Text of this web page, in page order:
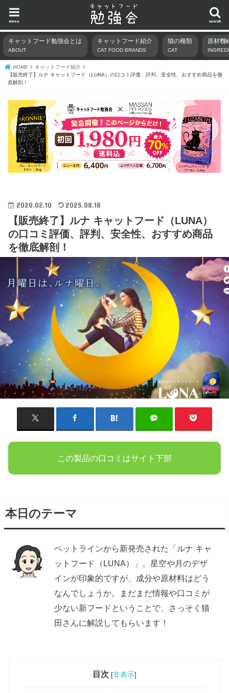
search
menu
キャットフード勉強会とは
ABOUT
キャットフード紹介
CAT FOOD BRANDS
猫の種類
CAT
原材料
HOME
キャットフード紹介
【販売終了】ルナ キャットフード（LUNA）の口コミ評価、評判、安全性、おすすめ商品を徹
底解剖！
2020.02.10 2025.08.18
【販売終了】ルナ キャットフード（LUNA）
の口コミ評価、評判、安全性、おすすめ商品
を徹底解剖！
この製品の口コミはサイト下部
本日のテーマ
ペットラインから新発売された「ルナ キャ
ットフード（LUNA）」。星空や月のデザ
インが印象的ですが、成分や原材料はどう
なんでしょうか。まだまだ情報や口コミが
少ない新フードということで、さっそく猫
田さんに解説してもらいます！
目次 [非表示]